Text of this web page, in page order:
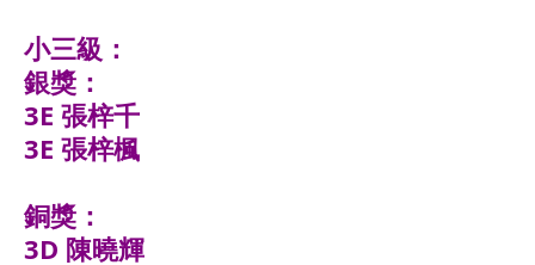
小三級：
銀獎：
3E 張梓千
3E 張梓楓
銅獎：
3D 陳曉輝